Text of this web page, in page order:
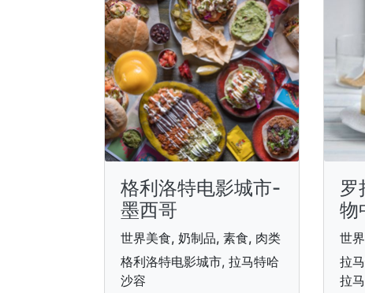
格利洛特电影城市-
墨西哥
世界美食, 奶制品, 素食, 肉类
格利洛特电影城市, 拉马特哈
沙容
罗
物
世
拉
拉